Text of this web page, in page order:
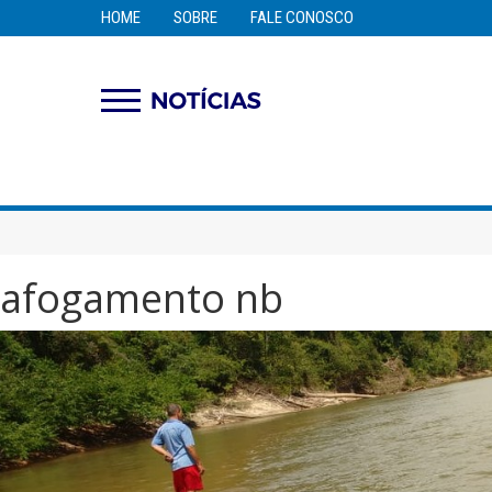
HOME SOBRE FALE CONOSCO
afogamento nb